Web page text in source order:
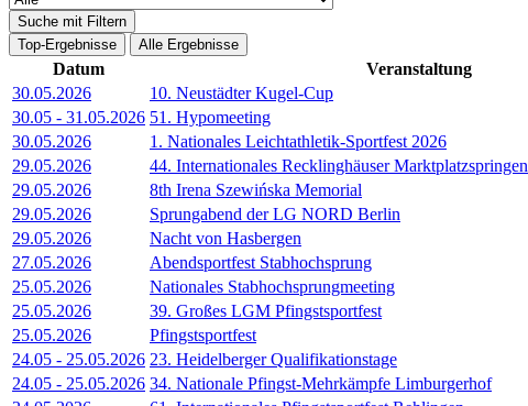
Suche mit Filtern
Top-Ergebnisse
Alle Ergebnisse
Datum Veranstaltung
30.05.2026
10. Neustädter Kugel-Cup
30.05 - 31.05.2026 51. Hypomeeting
30.05.2026
1. Nationales Leichtathletik-Sportfest 2026
29.05.2026
44. Internationales Recklinghäuser Marktplatzspringen
29.05.2026
8th Irena Szewińska Memorial
29.05.2026
Sprungabend der LG NORD Berlin
29.05.2026
Nacht von Hasbergen
27.05.2026
Abendsportfest Stabhochsprung
25.05.2026
Nationales Stabhochsprungmeeting
25.05.2026
39. Großes LGM Pfingstsportfest
25.05.2026
Pfingstsportfest
24.05 - 25.05.2026 23. Heidelberger Qualifikationstage
24.05 - 25.05.2026 34. Nationale Pfingst-Mehrkämpfe Limburgerhof